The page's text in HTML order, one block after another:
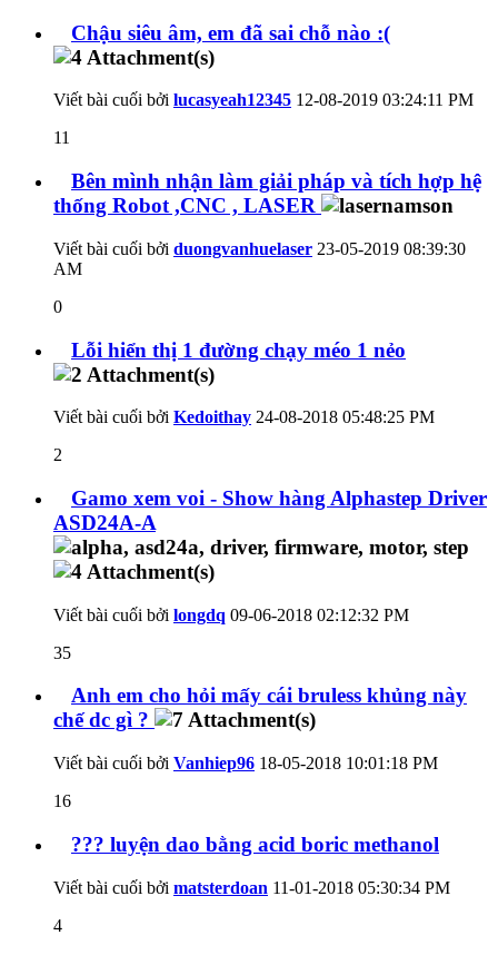
Chậu siêu âm, em đã sai chỗ nào :(
Viết bài cuối bởi lucasyeah12345 12-08-2019 03:24:11 PM
11
Bên mình nhận làm giải pháp và tích hợp hệ
thống Robot ,CNC , LASER
Viết bài cuối bởi duongvanhuelaser 23-05-2019 08:39:30
AM
0
Lỗi hiển thị 1 đường chạy méo 1 nẻo
Viết bài cuối bởi Kedoithay 24-08-2018 05:48:25 PM
2
Gamo xem voi - Show hàng Alphastep Driver
ASD24A-A
Viết bài cuối bởi longdq 09-06-2018 02:12:32 PM
35
Anh em cho hỏi mấy cái bruless khủng này
chế dc gì ?
Viết bài cuối bởi Vanhiep96 18-05-2018 10:01:18 PM
16
??? luyện dao bằng acid boric methanol
Viết bài cuối bởi matsterdoan 11-01-2018 05:30:34 PM
4